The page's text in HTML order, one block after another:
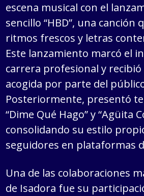
escena musical con el
sencillo “HBD”, una canción
ritmos frescos y letras
Este lanzamiento marcó el
carrera profesional y recibió
acogida por parte del
Posteriormente, presentó
“Dime Qué Hago” y “Agüita
consolidando su estilo
seguidores en plataformas
Una de las colaboraciones
de Isadora fue su